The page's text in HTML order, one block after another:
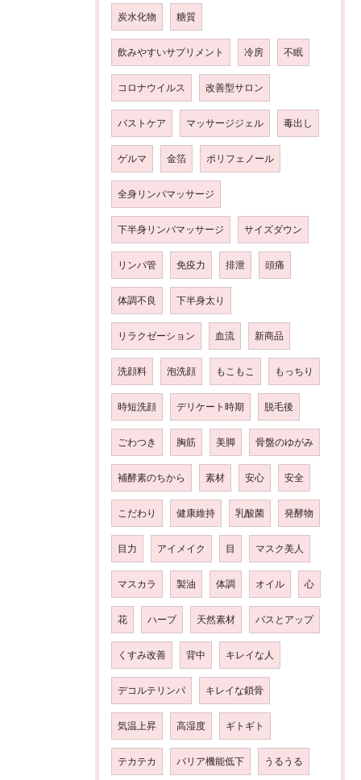
炭水化物 糖質
飲みやすいサプリメント 冷房 不眠
コロナウイルス 改善型サロン
バストケア マッサージジェル 毒出し
ゲルマ 金箔 ポリフェノール
全身リンパマッサージ
下半身リンパマッサージ サイズダウン
リンパ管 免疫力 排泄 頭痛
体調不良 下半身太り
リラクゼーション 血流 新商品
洗顔料 泡洗顔 もこもこ もっちり
時短洗顔 デリケート時期 脱毛後
ごわつき 胸筋 美脚 骨盤のゆがみ
補酵素のちから 素材 安心 安全
こだわり 健康維持 乳酸菌 発酵物
目力 アイメイク 目 マスク美人
マスカラ 製油 体調 オイル 心
花 ハーブ 天然素材 バスとアップ
くすみ改善 背中 キレイな人
デコルテリンパ キレイな鎖骨
気温上昇 高湿度 ギトギト
テカテカ バリア機能低下 うるうる